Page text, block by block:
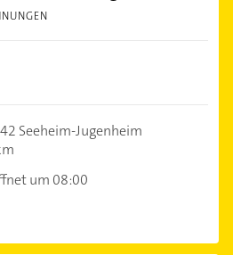
Seeheim-Jugenheim
um 08:00